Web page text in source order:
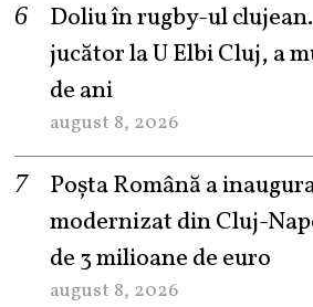
Doliu în rugby-ul
jucător la U Elbi Cluj, a
de ani
august 8, 2026
Poșta Română a
modernizat din Cluj-
de 3 milioane de euro
august 8, 2026